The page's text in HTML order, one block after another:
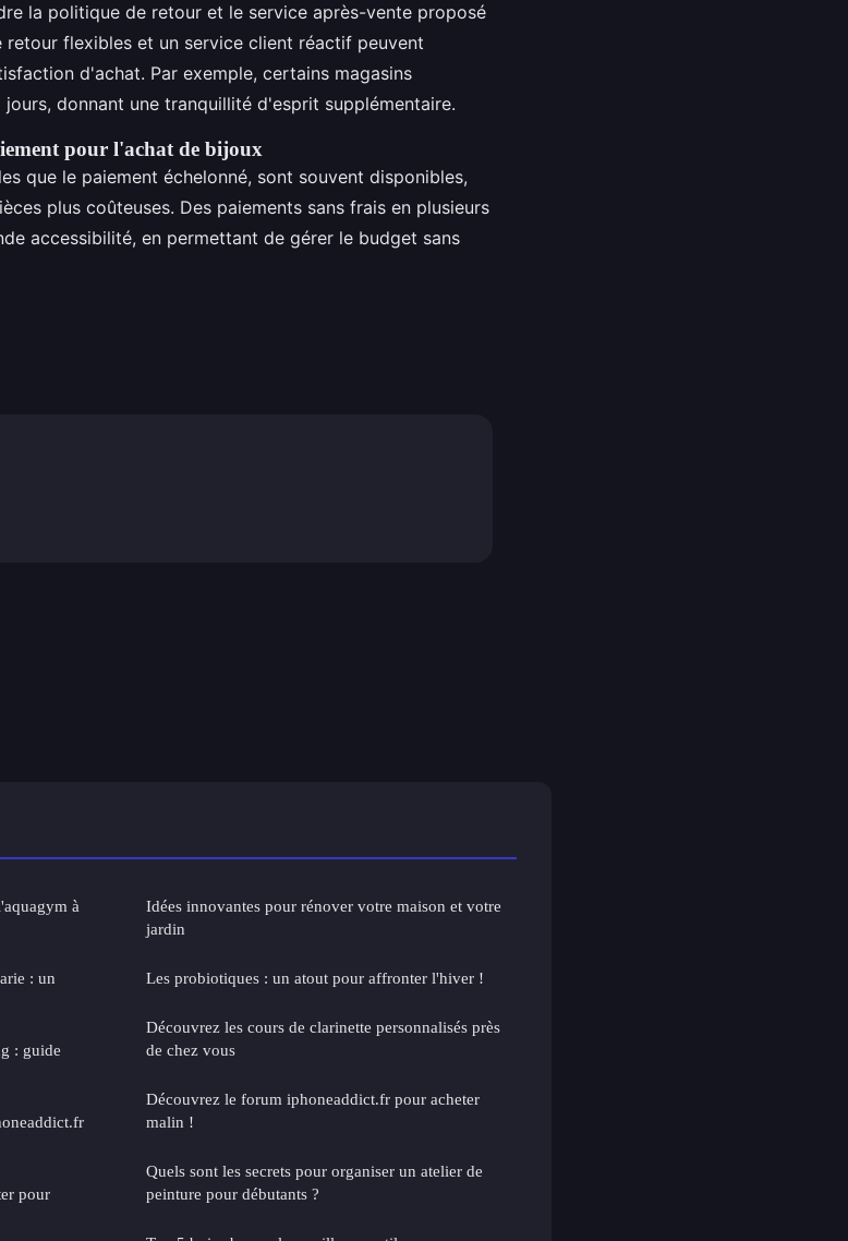
la politique de retour et le service après-vente proposé
flexibles et un service client réactif peuvent
d'achat. Par exemple, certains magasins
donnant une tranquillité d'esprit supplémentaire.
pour l'achat de bijoux
que le paiement échelonné, sont souvent disponibles,
plus coûteuses. Des paiements sans frais en plusieurs
accessibilité, en permettant de gérer le budget sans
à
: un
: guide
pour
Idées innovantes pour rénover votre maison et votre
jardin
Les probiotiques : un atout pour affronter l'hiver !
Découvrez les cours de clarinette personnalisés près
de chez vous
Découvrez le forum iphoneaddict.fr pour acheter
malin !
Quels sont les secrets pour organiser un atelier de
peinture pour débutants ?